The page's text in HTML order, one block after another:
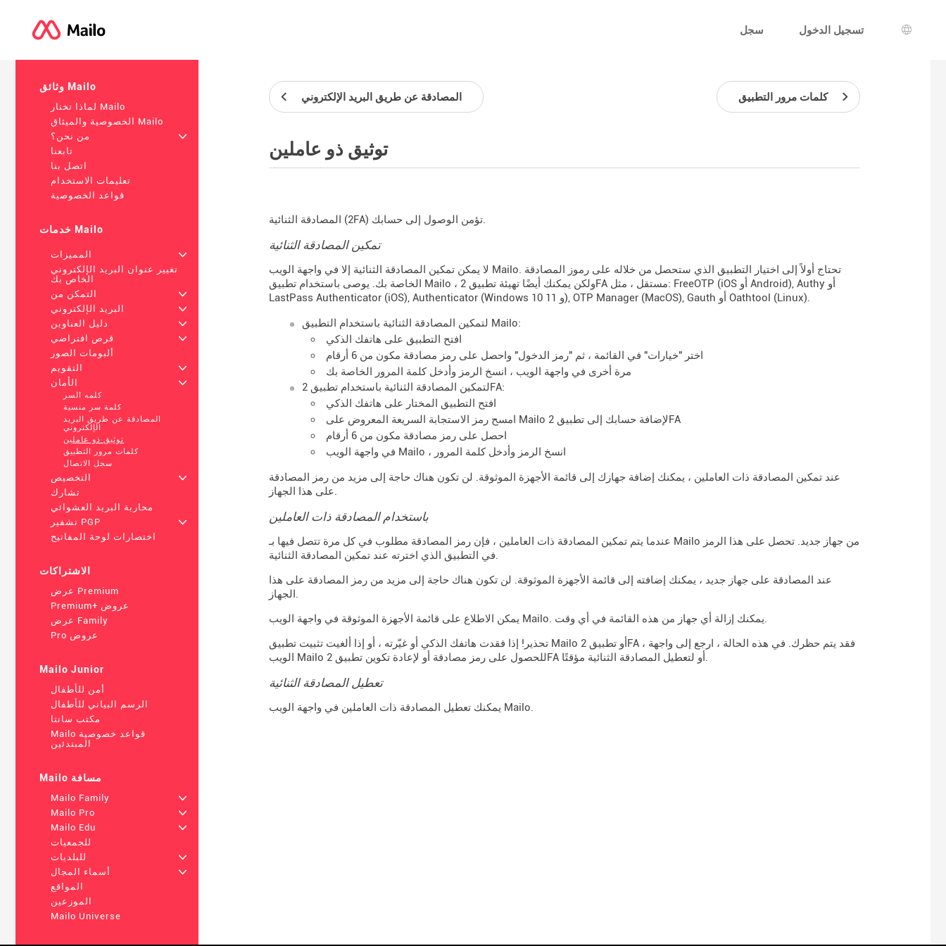
سجل تسجيل الدخول
اللغة
وثائق Mailo
لماذا تختار Mailo
الخصوصية والميثاق Mailo
من نحن؟
+
تابعنا
اتصل بنا
تعليمات الاستخدام
قواعد الخصوصية
خدمات Mailo
المميزات
+
تغيير عنوان البريد الإلكتروني
الخاص بك
التمكن من
+
البريد الإلكتروني
+
دليل العناوين
+
قرص افتراضي
+
ألبومات الصور
التقويم
+
الأمان
+
كلمه السر
كلمة سر منسية
المصادقة عن طريق البريد
الإلكتروني
توثيق ذو عاملين
كلمات مرور التطبيق
سجل الاتصال
التخصيص
+
تشارك
محاربة البريد العشوائي
تشفير PGP
+
اختصارات لوحة المفاتيح
الاشتراكات
عرض Premium
Premium+ عروض
عرض Family
Pro عروض
Mailo Junior
أمن للأطفال
الرسم البياني للأطفال
مكتب سانتا
Mailo قواعد خصوصية
المبتدئين
Mailo مسافة
Mailo Family
+
Mailo Pro
+
Mailo Edu
+
للجمعيات
للبلديات
+
أسماء المجال
+
المواقع
الموزعين
Mailo Universe
المصادقة عن طريق البريد الإلكتروني كلمات مرور التطبيق
توثيق ذو عاملين
المصادقة الثنائية (2FA) تؤمن الوصول إلى حسابك.
تمكين المصادقة الثنائية
لا يمكن تمكين المصادقة الثنائية إلا في واجهة الويب Mailo. تحتاج أولاً إلى اختيار التطبيق الذي ستحصل من خلاله على رموز المصادقة
الخاصة بك. يوصى باستخدام تطبيق Mailo ، ولكن يمكنك أيضًا تهيئة تطبيق 2FA مستقل ، مثل: FreeOTP (iOS أو Android), Authy أو
LastPass Authenticator (iOS), Authenticator (Windows 10 و 11), OTP Manager (MacOS), Gauth أو Oathtool (Linux).
لتمكين المصادقة الثنائية باستخدام التطبيق Mailo:
افتح التطبيق على هاتفك الذكي
اختر "خيارات" في القائمة ، ثم "رمز الدخول" واحصل على رمز مصادقة مكون من 6 أرقام
مرة أخرى في واجهة الويب ، انسخ الرمز وأدخل كلمة المرور الخاصة بك
لتمكين المصادقة الثنائية باستخدام تطبيق 2FA:
افتح التطبيق المختار على هاتفك الذكي
امسح رمز الاستجابة السريعة المعروض على Mailo لإضافة حسابك إلى تطبيق 2FA
احصل على رمز مصادقة مكون من 6 أرقام
في واجهة الويب Mailo ، انسخ الرمز وأدخل كلمة المرور
عند تمكين المصادقة ذات العاملين ، يمكنك إضافة جهازك إلى قائمة الأجهزة الموثوقة. لن تكون هناك حاجة إلى مزيد من رمز المصادقة
على هذا الجهاز.
باستخدام المصادقة ذات العاملين
عندما يتم تمكين المصادقة ذات العاملين ، فإن رمز المصادقة مطلوب في كل مرة تتصل فيها بـ Mailo من جهاز جديد. تحصل على هذا الرمز
في التطبيق الذي اخترته عند تمكين المصادقة الثنائية.
عند المصادقة على جهاز جديد ، يمكنك إضافته إلى قائمة الأجهزة الموثوقة. لن تكون هناك حاجة إلى مزيد من رمز المصادقة على هذا
الجهاز.
يمكن الاطلاع على قائمة الأجهزة الموثوقة في واجهة الويب Mailo. يمكنك إزالة أي جهاز من هذه القائمة في أي وقت.
تحذير! إذا فقدت هاتفك الذكي أو غيّرته ، أو إذا ألغيت تثبيت تطبيق Mailo أو تطبيق 2FA ، فقد يتم حظرك. في هذه الحالة ، ارجع إلى واجهة
الويب Mailo للحصول على رمز مصادقة أو لإعادة تكوين تطبيق 2FA أو لتعطيل المصادقة الثنائية مؤقتًا.
تعطيل المصادقة الثنائية
يمكنك تعطيل المصادقة ذات العاملين في واجهة الويب Mailo.